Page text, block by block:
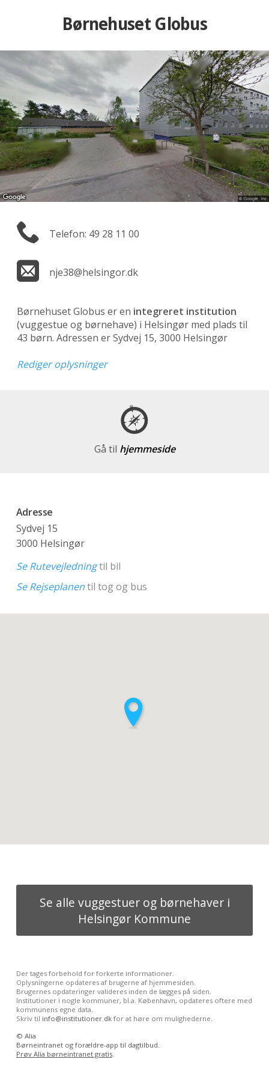
Børnehuset Globus
Telefon: 49 28 11 00
nje38@helsingor.dk
Børnehuset Globus er en integreret institution
(vuggestue og børnehave) i Helsingør med plads til
43 børn. Adressen er Sydvej 15, 3000 Helsingør
Rediger oplysninger
Gå til hjemmeside
Adresse
Sydvej 15
3000 Helsingør
Se Rutevejledningtil bil
Se Rejseplanentil tog og bus
Se alle vuggestuer og børnehaver i
Helsingør Kommune
Der tages forbehold for forkerte informationer.
Oplysningerne opdateres af brugerne af hjemmesiden.
Brugernes opdateringer valideres inden de lægges på siden.
Institutioner i nogle kommuner, bl.a. København, opdateres oftere med
kommunens egne data.
Skriv til info@institutioner.dkfor at høre om mulighederne.
© Alia
Børneintranet og forældre-app til dagtilbud.
Prøv Alia børneintranet gratis.